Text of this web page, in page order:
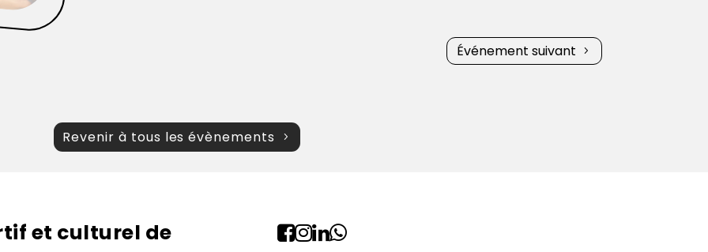
Événement suivant
Revenir à tous les évènements
et culturel de 